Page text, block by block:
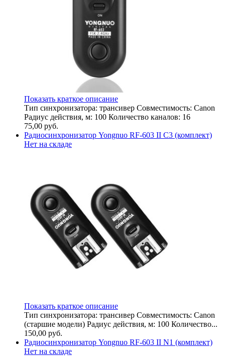
Показать краткое описание
Тип синхронизатора: трансивер Совместимость: Canon
Радиус действия, м: 100 Количество каналов: 16
75,00 руб.
Радиосинхронизатор Yongnuo RF-603 II C3 (комплект)
Нет на складе
Показать краткое описание
Тип синхронизатора: трансивер Совместимость: Canon
(старшие модели) Радиус действия, м: 100 Количество...
150,00 руб.
Радиосинхронизатор Yongnuo RF-603 II N1 (комплект)
Нет на складе